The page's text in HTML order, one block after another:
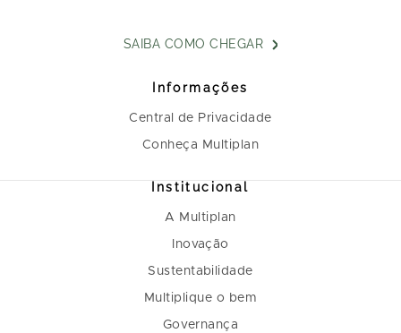
SAIBA COMO CHEGAR
Informações
Central de Privacidade
Conheça Multiplan
Institucional
A Multiplan
Inovação
Sustentabilidade
Multiplique o bem
Governança